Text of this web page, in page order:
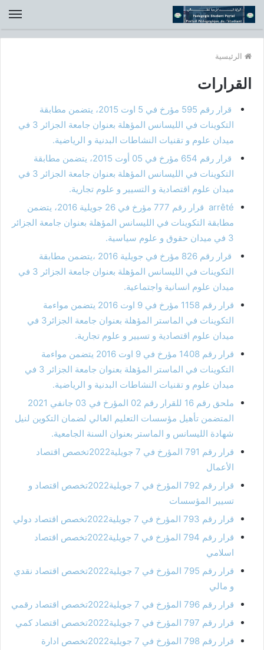
الرئيسية
القرارات
قرار رقم 595 مؤرخ في 5 اوت 2015 ، يتضمن مطابقة
التكوينات في الليسانس المؤهلة بعنوان جامعة الجزائر 3 في
ميدان علوم و تقنيات النشاطات البدنية و الرياضية.
قرار رقم 654 مؤرخ في 05 أوت 2015، يتضمن مطابقة
التكوينات في الليسانس المؤهلة بعنوان جامعة الجزائر 3 في
ميدان علوم اقتصادية و التسيير و علوم تجارية.
arrêté قرار رقم 777 مؤرخ في 26 جويلية 2016
، يتضمن
مطابقة التكوينات في الليسانس المؤهلة بعنوان جامعة الجزائر
3 في ميدان حقوق و علوم سياسية.
قرار رقم 826 مؤرخ في جويلية 2016
،يتضمن مطابقة
التكوينات في الليسانس المؤهلة بعنوان جامعة الجزائر 3 في
ميدان علوم انسانية واجتماعية.
قرار رقم 1158 مؤرخ في 9 اوت 2016 يتضمن مواءمة
التكوينات في الماستر المؤهلة بعنوان جامعة الجزائر3 في
ميدان علوم اقتصادية و تسيير و علوم تجارية.
قرار رقم 1408 مؤرخ في 9 اوت 2016 يتضمن مواءمة
التكوينات في الماستر المؤهلة بعنوان جامعة الجزائر 3 في
ميدان علوم و تقنيات النشاطات البدنية و الرياضية.
ملحق رقم 16 للقرار رقم 02 المؤرخ في 03 جانفي 2021
المتضمن تأهيل مؤسسات التعليم العالي لضمان التكوين لنيل
شهادة الليسانس و الماستر بعنوان السنة الجامعية.
قرار رقم 791 المؤرخ في 7 جويلية2022تخصص اقتصاد
الأعمال
قرار رقم 792 المؤرخ في 7 جويلية2022تخصص اقتصاد و
تسيير المؤسسات
قرار رقم 793 المؤرخ في 7 جويلية2022تخصص اقتصاد دولي
قرار رقم 794 المؤرخ في 7 جويلية2022تخصص اقتصاد
اسلامي
قرار رقم 795 المؤرخ في 7 جويلية2022تخصص اقتصاد نقدي
و مالي
قرار رقم 796 المؤرخ في 7 جويلية2022تخصص اقتصاد رقمي
قرار رقم 797 المؤرخ في 7 جويلية2022تخصص اقتصاد كمي
قرار رقم 798 المؤرخ في 7 جويلية2022تخصص ادارة